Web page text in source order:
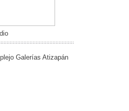
Galerías Atizapán